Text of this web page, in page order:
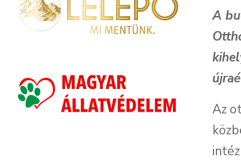
A
Az